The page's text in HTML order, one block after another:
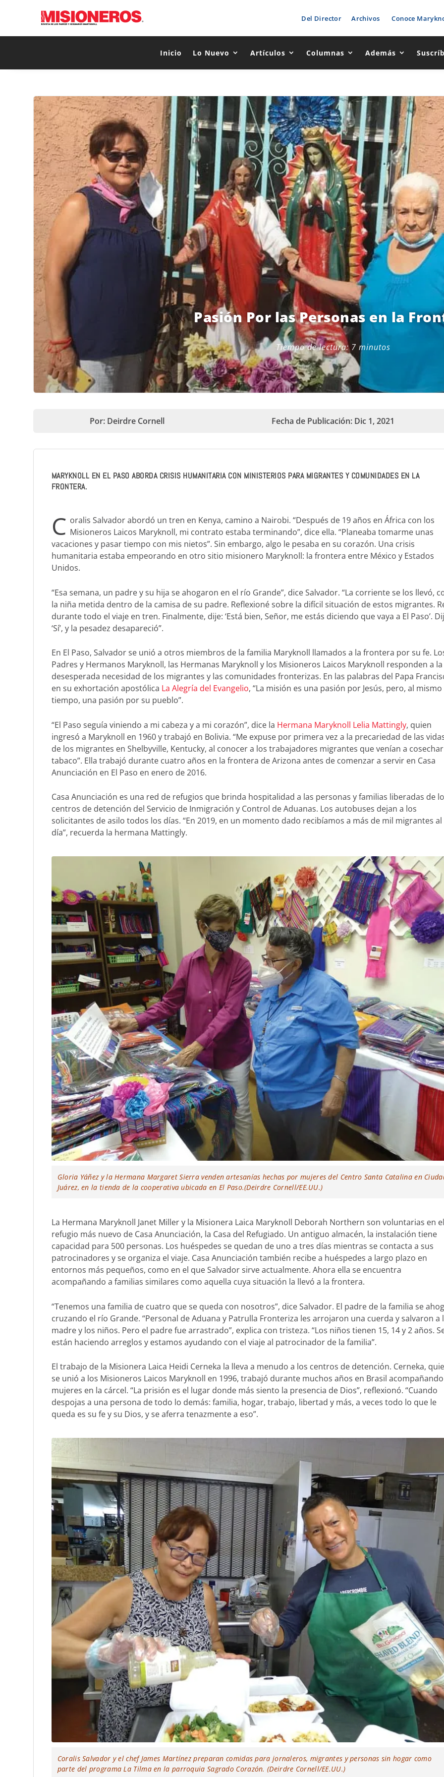
Del Director Archivos Conoce
Inicio Lo Nuevo Artículos Columnas Además
Pasión Por las Personas en la
Tiempo de lectura: 7 minutos
Por: Deirdre Cornell Fecha de Publicación: Dic 1, 2021
MARYKNOLL EN EL PASO ABORDA CRISIS HUMANITARIA CON MINISTERIOS PARA MIGRANTES Y COMUNIDADES EN LA
FRONTERA.
C oralis Salvador abordó un tren en Kenya, camino a Nairobi. “Después de 19 años en África con los
Misioneros Laicos Maryknoll, mi contrato estaba terminando”, dice ella. “Planeaba tomarme unas
vacaciones y pasar tiempo con mis nietos”. Sin embargo, algo le pesaba en su corazón. Una crisis
humanitaria estaba empeorando en otro sitio misionero Maryknoll: la frontera entre México y Estados
Unidos.
“Esa semana, un padre y su hija se ahogaron en el río Grande”, dice Salvador. “La corriente se los llevó,
la niña metida dentro de la camisa de su padre. Reflexioné sobre la difícil situación de estos migrantes.
durante todo el viaje en tren. Finalmente, dije: ‘Está bien, Señor, me estás diciendo que vaya a El Paso’.
‘Sí’, y la pesadez desapareció”.
En El Paso, Salvador se unió a otros miembros de la familia Maryknoll llamados a la frontera por su fe.
Padres y Hermanos Maryknoll, las Hermanas Maryknoll y los Misioneros Laicos Maryknoll responden a la
desesperada necesidad de los migrantes y las comunidades fronterizas. En las palabras del Papa
en su exhortación apostólica La Alegría del Evangelio, “La misión es una pasión por Jesús, pero, al mismo
tiempo, una pasión por su pueblo”.
“El Paso seguía viniendo a mi cabeza y a mi corazón”, dice la Hermana Maryknoll Lelia Mattingly, quien
ingresó a Maryknoll en 1960 y trabajó en Bolivia. “Me expuse por primera vez a la precariedad de las
de los migrantes en Shelbyville, Kentucky, al conocer a los trabajadores migrantes que venían a cosechar
tabaco”. Ella trabajó durante cuatro años en la frontera de Arizona antes de comenzar a servir en Casa
Anunciación en El Paso en enero de 2016.
Casa Anunciación es una red de refugios que brinda hospitalidad a las personas y familias liberadas de
centros de detención del Servicio de Inmigración y Control de Aduanas. Los autobuses dejan a los
solicitantes de asilo todos los días. “En 2019, en un momento dado recibíamos a más de mil migrantes al
día”, recuerda la hermana Mattingly.
Gloria Yáñez y la Hermana Margaret Sierra venden artesanías hechas por mujeres del Centro Santa Catalina en
Juárez, en la tienda de la cooperativa ubicada en El Paso.(Deirdre Cornell/EE.UU.)
La Hermana Maryknoll Janet Miller y la Misionera Laica Maryknoll Deborah Northern son voluntarias en el
refugio más nuevo de Casa Anunciación, la Casa del Refugiado. Un antiguo almacén, la instalación tiene
capacidad para 500 personas. Los huéspedes se quedan de uno a tres días mientras se contacta a sus
patrocinadores y se organiza el viaje. Casa Anunciación también recibe a huéspedes a largo plazo en
entornos más pequeños, como en el que Salvador sirve actualmente. Ahora ella se encuentra
acompañando a familias similares como aquella cuya situación la llevó a la frontera.
“Tenemos una familia de cuatro que se queda con nosotros”, dice Salvador. El padre de la familia se
cruzando el río Grande. “Personal de Aduana y Patrulla Fronteriza les arrojaron una cuerda y salvaron a
madre y los niños. Pero el padre fue arrastrado”, explica con tristeza. “Los niños tienen 15, 14 y 2 años.
están haciendo arreglos y estamos ayudando con el viaje al patrocinador de la familia”.
El trabajo de la Misionera Laica Heidi Cerneka la lleva a menudo a los centros de detención. Cerneka,
se unió a los Misioneros Laicos Maryknoll en 1996, trabajó durante muchos años en Brasil
mujeres en la cárcel. “La prisión es el lugar donde más siento la presencia de Dios”, reflexionó. “Cuando
despojas a una persona de todo lo demás: familia, hogar, trabajo, libertad y más, a veces todo lo que le
queda es su fe y su Dios, y se aferra tenazmente a eso”.
Coralis Salvador y el chef James Martínez preparan comidas para jornaleros, migrantes y personas sin hogar como
parte del programa La Tilma en la parroquia Sagrado Corazón. (Deirdre Cornell/EE.UU.)